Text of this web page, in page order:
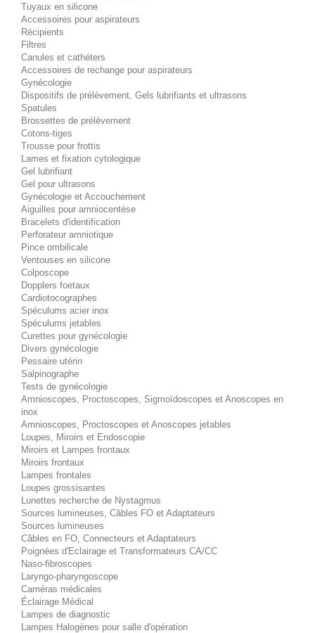
Tuyaux en silicone
Accessoires pour aspirateurs
Récipients
Filtres
Canules et cathéters
Accessoires de rechange pour aspirateurs
Gynécologie
Dispositifs de prélèvement, Gels lubrifiants et ultrasons
Spatules
Brossettes de prélèvement
Cotons-tiges
Trousse pour frottis
Lames et fixation cytologique
Gel lubrifiant
Gel pour ultrasons
Gynécologie et Accouchement
Aiguilles pour amniocentèse
Bracelets d'identification
Perforateur amniotique
Pince ombilicale
Ventouses en silicone
Colposcope
Dopplers foetaux
Cardiotocographes
Spéculums acier inox
Spéculums jetables
Curettes pour gynécologie
Divers gynécologie
Pessaire utérin
Salpinographe
Tests de gynécologie
Amnioscopes, Proctoscopes, Sigmoïdoscopes et Anoscopes en
inox
Amnioscopes, Proctoscopes et Anoscopes jetables
Loupes, Miroirs et Endoscopie
Miroirs et Lampes frontaux
Miroirs frontaux
Lampes frontales
Loupes grossisantes
Lunettes recherche de Nystagmus
Sources lumineuses, Câbles FO et Adaptateurs
Sources lumineuses
Câbles en FO, Connecteurs et Adaptateurs
Poignées d'Eclairage et Transformateurs CA/CC
Naso-fibroscopes
Laryngo-pharyngoscope
Caméras médicales
Éclairage Médical
Lampes de diagnostic
Lampes Halogènes pour salle d'opération